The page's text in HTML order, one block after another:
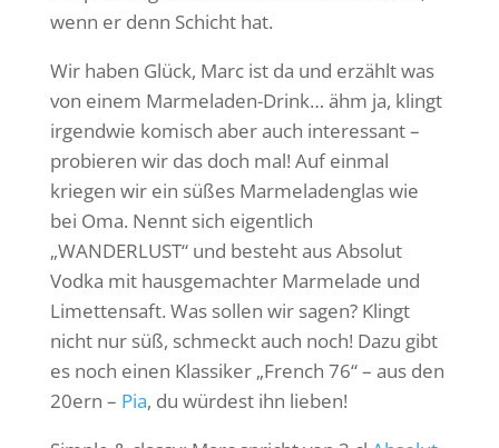
wenn er denn Schicht hat.
Wir haben Glück, Marc ist da und erzählt was
von einem Marmeladen-Drink… ähm ja, klingt
irgendwie komisch aber auch interessant –
probieren wir das doch mal! Auf einmal
kriegen wir ein süßes Marmeladenglas wie
bei Oma. Nennt sich eigentlich
„WANDERLUST“ und besteht aus Absolut
Vodka mit hausgemachter Marmelade und
Limettensaft. Was sollen wir sagen? Klingt
nicht nur süß, schmeckt auch noch! Dazu gibt
es noch einen Klassiker „French 76“ – aus den
20ern – Pia, du würdest ihn lieben!